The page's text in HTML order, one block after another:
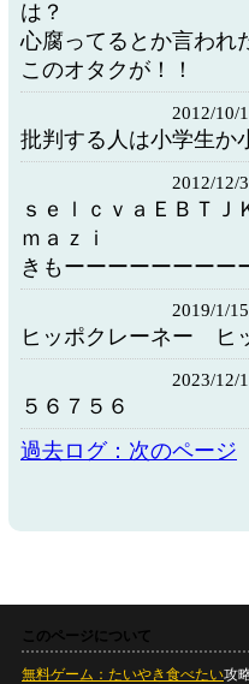
は？
心腐ってるとか言われ
このオタクが！！
2012/10/
批判する人は小学生か
2012/12/
ｓｅｌｃｖａＥＢＴＪ
ｍａｚｉ
きもーーーーーーーー
2019/1/
ヒッポクレーネー ヒ
2023/12/
５６７５６
過去ログ：次のページ
このページについて
無料ゲーム：たいやき食べたい攻